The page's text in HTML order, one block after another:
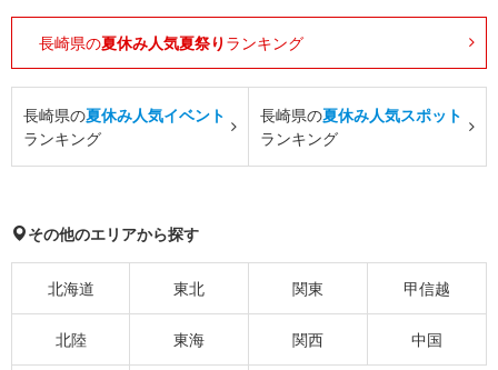
長崎県の夏休み人気夏祭り ランキング
長崎県の夏休み人気イベント
ランキング
長崎県の夏休み人気スポット
ランキング
その他のエリアから探す
北海道 東北 関東 甲信越
北陸 東海 関西 中国